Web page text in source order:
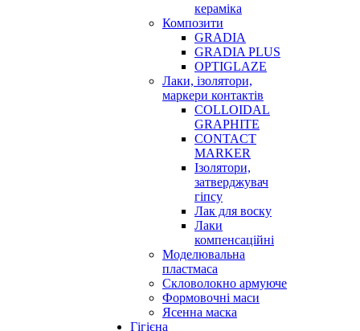
кераміка
Композити
GRADIA
GRADIA PLUS
OPTIGLAZE
Лаки, ізолятори,
маркери контактів
COLLOIDAL
GRAPHITE
CONTACT
MARKER
Ізолятори,
затверджувач
гіпсу
Лак для воску
Лаки
компенсаційні
Моделювальна
пластмаса
Скловолокно армуюче
Формовочні маси
Ясенна маска
Гігієна